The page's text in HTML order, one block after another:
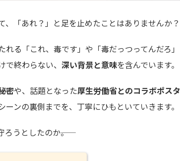
「あれ？」と足を止めたことはありませんか？
る「これ、毒です」や「毒だっつってんだろ」
終わらない、 深い背景と意味を含んでいます。
密や、話題となった厚生労働省とのコラボポスタ
ンの裏側までを、丁寧にひもといていきます。
うとしたのか――。